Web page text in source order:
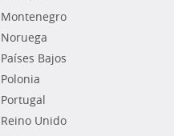
Montenegro
Noruega
Países Bajos
Polonia
Portugal
Reino Unido